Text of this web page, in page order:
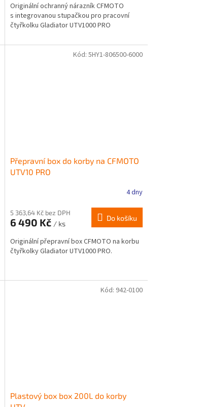
Originální ochranný nárazník CFMOTO
s integrovanou stupačkou pro pracovní
čtyřkolku Gladiator UTV1000 PRO
Přepravní box do korby na CFMOTO
UTV10 PRO
4 dny
5 363,64 Kč bez DPH
6 490 Kč / ks
Do košíku
Originální přepravní box CFMOTO na korbu
čtyřkolky Gladiator UTV1000 PRO.
Kód: 5HY1-806500-6000
Plastový box box 200L do korby
Kód: 942-0100